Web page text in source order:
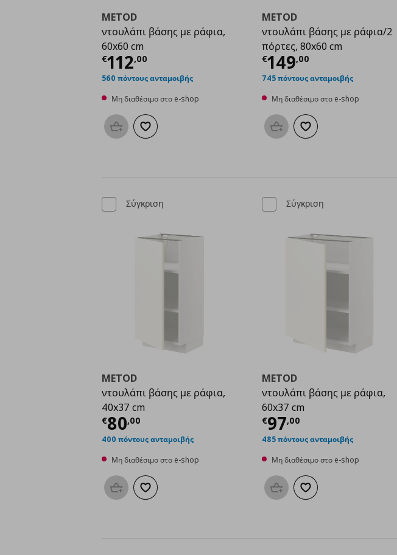
METOD
ντουλάπι βάσης με ράφια,
60x60 cm
€112,00
Τρέχουσα τιμή € 112,00
560 πόντους ανταμοιβής
Μη διαθέσιμο στο e-shop
Προσθήκη στο καλάθι
Προσθήκη στα αγαπημένα
METOD
ντουλάπι βάσης με ράφια/2
πόρτες, 80x60 cm
€149,00
Τρέχουσα τιμή
745 πόντους ανταμοιβής
Μη διαθέσιμο στο e-shop
Προσθήκη στο καλάθι
Προσθήκη στα αγαπημένα
Σύγκριση
METOD
ντουλάπι βάσης με ράφια,
40x37 cm
€80,00
Τρέχουσα τιμή € 80,00
400 πόντους ανταμοιβής
Μη διαθέσιμο στο e-shop
Προσθήκη στο καλάθι
Προσθήκη στα αγαπημένα
Σύγκριση
METOD
ντουλάπι βάσης με ράφια,
60x37 cm
€97,00
Τρέχουσα τιμή
485 πόντους ανταμοιβής
Μη διαθέσιμο στο e-shop
Προσθήκη στο καλάθι
Προσθήκη στα αγαπημένα